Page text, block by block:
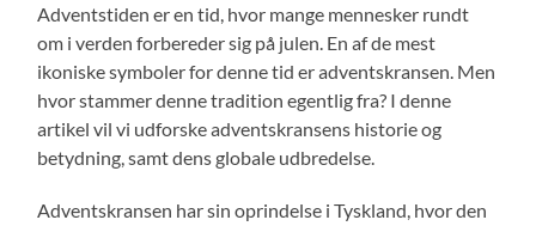
Adventstiden er en tid, hvor mange mennesker rundt
om i verden forbereder sig på julen. En af de mest
ikoniske symboler for denne tid er adventskransen. Men
hvor stammer denne tradition egentlig fra? I denne
artikel vil vi udforske adventskransens historie og
betydning, samt dens globale udbredelse.
Adventskransen har sin oprindelse i Tyskland, hvor den